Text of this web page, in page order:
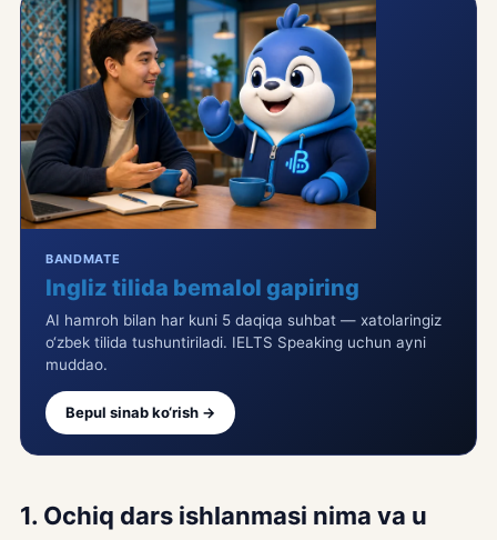
BANDMATE
Ingliz tilida bemalol gapiring
AI hamroh bilan har kuni 5 daqiqa suhbat — xatolaringiz
o‘zbek tilida tushuntiriladi. IELTS Speaking uchun ayni
muddao.
Bepul sinab ko‘rish →
1. Ochiq dars ishlanmasi nima va u